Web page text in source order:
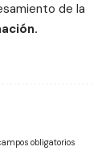
de la
obligatorios